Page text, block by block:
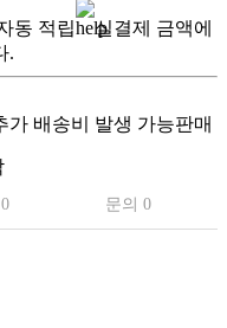
동 적립
실결제 금액에
.
가 배송비 발생 가능판매
문의 0